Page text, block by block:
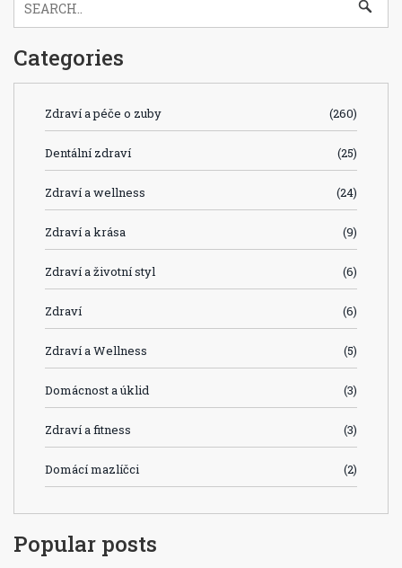
Categories
Zdraví a péče o zuby (260)
Dentální zdraví (25)
Zdraví a wellness (24)
Zdraví a krása (9)
Zdraví a životní styl (6)
Zdraví (6)
Zdraví a Wellness (5)
Domácnost a úklid (3)
Zdraví a fitness (3)
Domácí mazlíčci (2)
Popular posts